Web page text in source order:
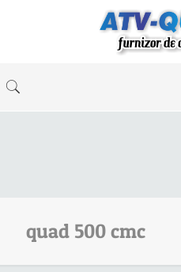
quad 500 cmc